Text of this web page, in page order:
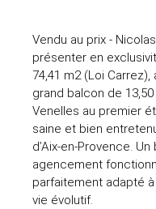
Vendu au prix -
présenter en
74,41 m2 (Loi
grand balcon de
Venelles au premier
saine et bien
d’Aix-en-Provence.
agencement
parfaitement adapté
vie évolutif.